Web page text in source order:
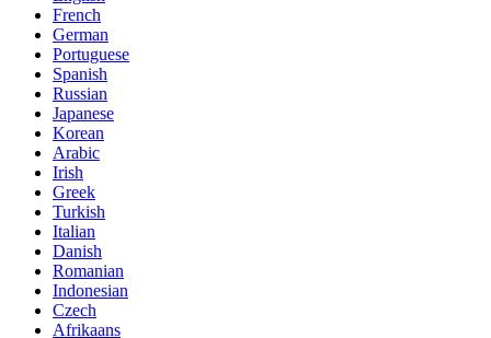
French
German
Portuguese
Spanish
Russian
Japanese
Korean
Arabic
Irish
Greek
Turkish
Italian
Danish
Romanian
Indonesian
Czech
Afrikaans